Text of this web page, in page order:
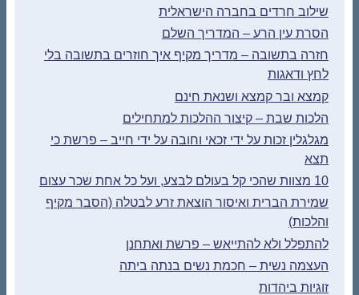
שילוב חרדים בחברה הישראלית
הסרת עין הרע – המדריך השלם
חזרה בתשובה – מדריך מקיף איך חוזרים בתשובה בלי
לחץ ודאגות
קמצא ובר קמצא ושנאת חינם
הלכות שבת – קיצור ההלכות למתחילים
מגלגלין זכות על ידי זכאי וחובה על ידי חייב – פרשת כי
תצא
10 מצוות שהכי קל בעולם לבצע, ועל כל אחת שכר עצום
שמירת הברית ואיסור הוצאת זרע לבטלה (הסבר מקיף
והלכות)
להתפלל ולא להתייאש – פרשת ואתחנן
העצמה נשית – חכמת נשים בנתה ביתה
זוגיות ביהדות